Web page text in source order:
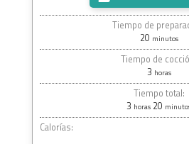
Tiempo de
20 minutos
Tiempo de
3 horas
Tiempo total:
3 horas 20
Calorías: